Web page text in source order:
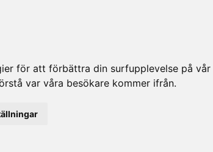
för att förbättra din surfupplevelse på
var våra besökare kommer ifrån.